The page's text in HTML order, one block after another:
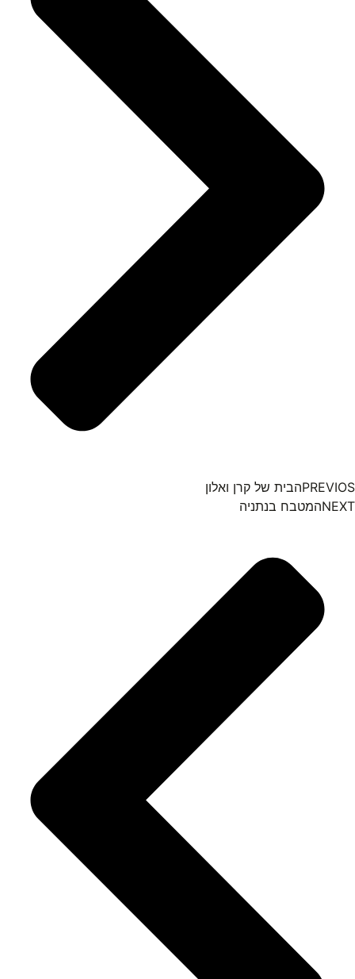
PREVIOSהבית של קרן ואלון
NEXTהמטבח בנתניה